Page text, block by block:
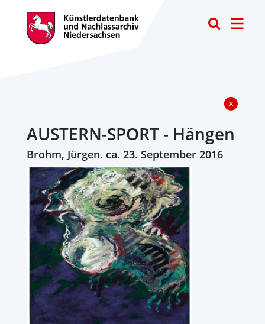
AUSTERN-SPORT - Hängen
Brohm, Jürgen. ca. 23. September 2016